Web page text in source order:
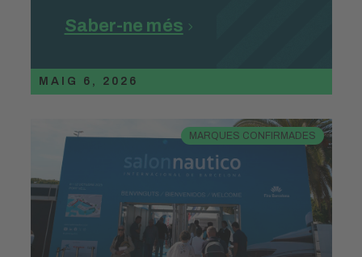
Saber-ne més
MAIG 6, 2026
MARQUES CONFIRMADES